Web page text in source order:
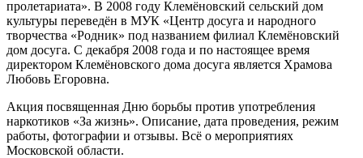
пролетариата». В 2008 году Клемёновский сельский дом
культуры переведён в МУК «Центр досуга и народного
творчества «Родник» под названием филиал Клемёновский
дом досуга. С декабря 2008 года и по настоящее время
директором Клемёновского дома досуга является Храмова
Любовь Егоровна.
Акция посвященная Дню борьбы против употребления
наркотиков «За жизнь». Описание, дата проведения, режим
работы, фотографии и отзывы. Всё о мероприятиях
Московской области.